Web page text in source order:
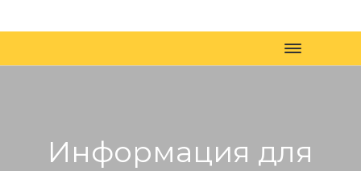
Toggle
navigation
Информация для